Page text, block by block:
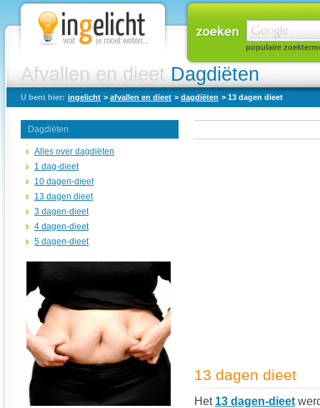
Afvallen en dieet Dagdiëten
populaire
U bent hier: ingelicht > afvallen en dieet > dagdiëten > 13 dagen dieet
Dagdiëten
Alles over dagdiëten
1 dag-dieet
10 dagen-dieet
13 dagen dieet
3 dagen-dieet
4 dagen-dieet
5 dagen-dieet
13 dagen dieet
Het 13 dagen-dieet